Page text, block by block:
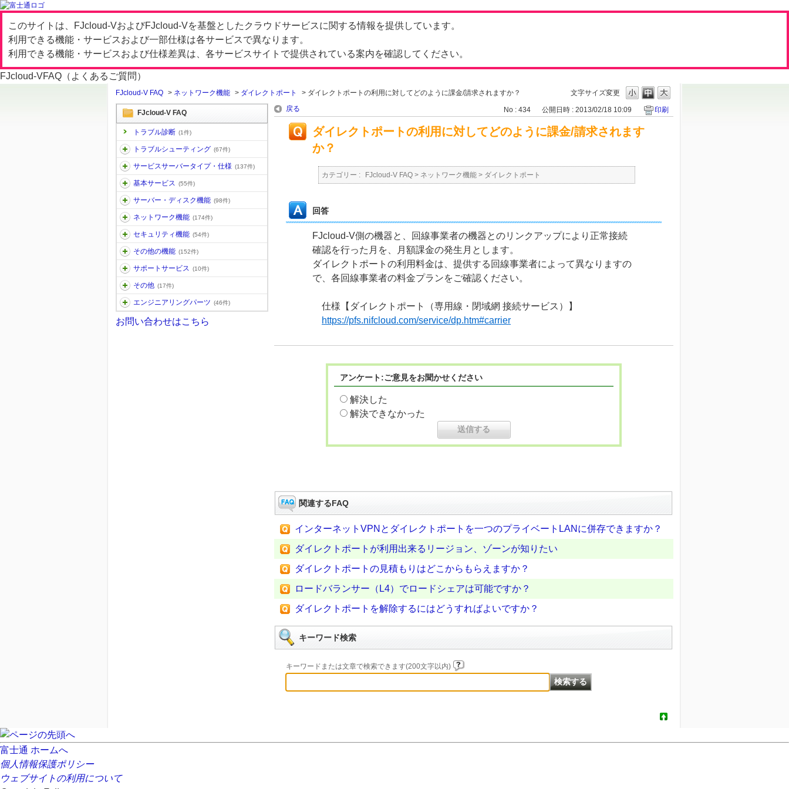
このサイトは、FJcloud-VおよびFJcloud-Vを基盤としたクラウドサービスに関する情報を提供しています。
利用できる機能・サービスおよび一部仕様は各サービスで異なります。
利用できる機能・サービスおよび仕様差異は、各サービスサイトで提供されている案内を確認してください。
FJcloud-VFAQ（よくあるご質問）
文字サイズ変更
FJcloud-V FAQ > ネットワーク機能 > ダイレクトポート > ダイレクトポートの利用に対してどのように課金/請求されますか？
FJcloud-V FAQ
トラブル診断 (1件)
トラブルシューティング (67件)
サービスサーバータイプ・仕様 (137件)
基本サービス (55件)
サーバー・ディスク機能 (98件)
ネットワーク機能 (174件)
セキュリティ機能 (54件)
その他の機能 (152件)
サポートサービス (10件)
その他 (17件)
エンジニアリングパーツ (46件)
お問い合わせはこちら
戻る No : 434 公開日時 : 2013/02/18 10:09 印刷
ダイレクトポートの利用に対してどのように課金/請求されます
か？
カテゴリー : FJcloud-V FAQ > ネットワーク機能 > ダイレクトポート
回答
FJcloud-V側の機器と、回線事業者の機器とのリンクアップにより正常接続
確認を行った月を、月額課金の発生月とします。
ダイレクトポートの利用料金は、提供する回線事業者によって異なりますの
で、各回線事業者の料金プランをご確認ください。
仕様【ダイレクトポート（専用線・閉域網 接続サービス）】
https://pfs.nifcloud.com/service/dp.htm#carrier
アンケート:ご意見をお聞かせください
解決した
解決できなかった
関連するFAQ
インターネットVPNとダイレクトポートを一つのプライベートLANに併存できますか？
ダイレクトポートが利用出来るリージョン、ゾーンが知りたい
ダイレクトポートの見積もりはどこからもらえますか？
ロードバランサー（L4）でロードシェアは可能ですか？
ダイレクトポートを解除するにはどうすればよいですか？
キーワード検索
キーワードまたは文章で検索できます(200文字以内)
富士通 ホームへ
個人情報保護ポリシー
ウェブサイトの利用について